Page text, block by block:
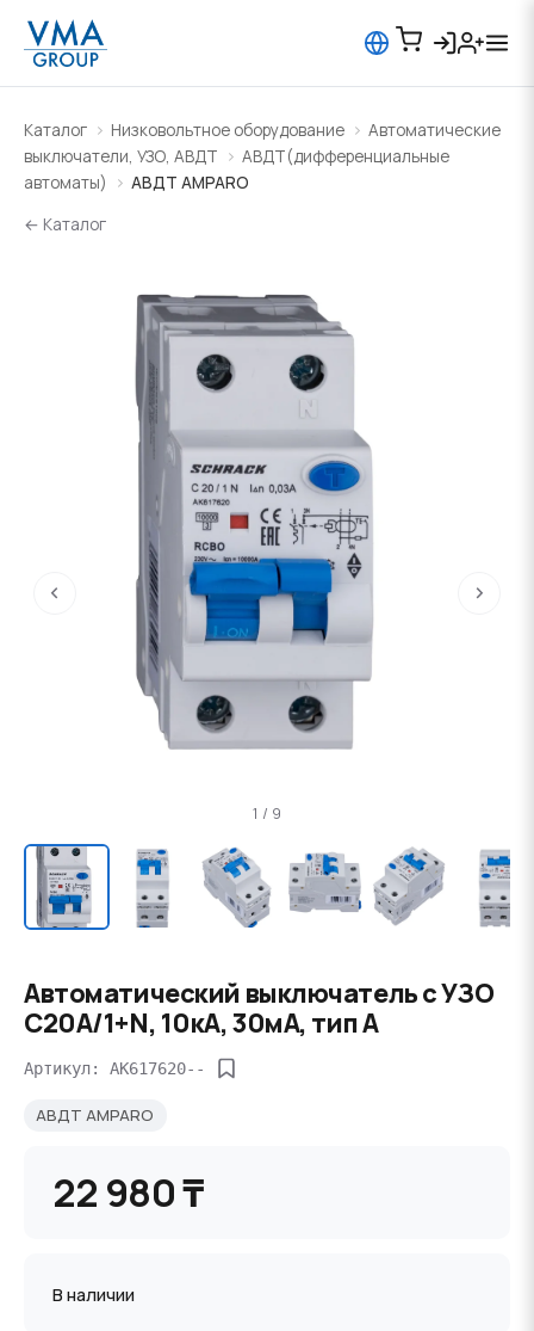
Каталог Низковольтное оборудование
Автоматические
выключатели, УЗО, АВДТ
АВДТ(дифференциальные
автоматы)
АВДТ AMPARO
← Каталог
‹ ›
1 / 9
Автоматический выключатель с УЗО
C20А/1+N, 10кА, 30мА, тип А
Артикул: AK617620--
АВДТ AMPARO
22 980 ₸
В наличии